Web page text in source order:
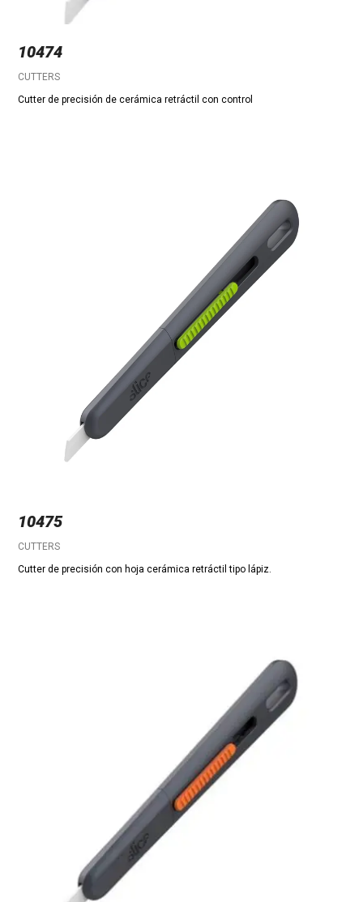
10474
CUTTERS
Cutter de precisión de cerámica retráctil con control
10475
CUTTERS
Cutter de precisión con hoja cerámica retráctil tipo lápiz.